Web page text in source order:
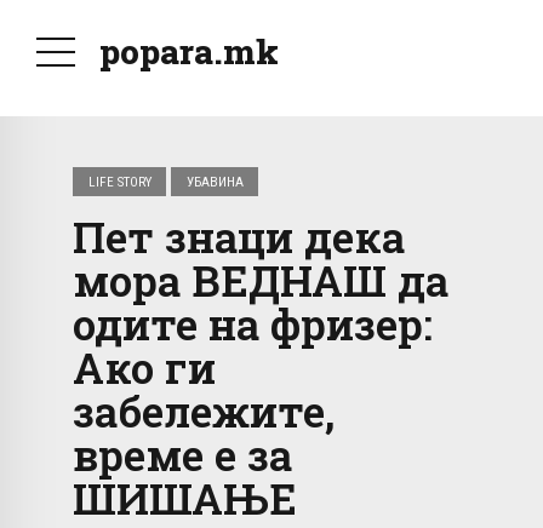
popara.mk
LIFE STORY УБАВИНА
Пет знаци дека
мора ВЕДНАШ да
одите на фризер:
Ако ги
забележите,
време е за
ШИШАЊЕ